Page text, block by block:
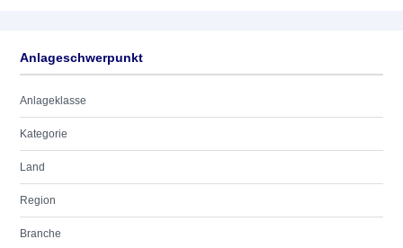
Anlageschwerpunkt
Anlageklasse
Kategorie
Land
Region
Branche